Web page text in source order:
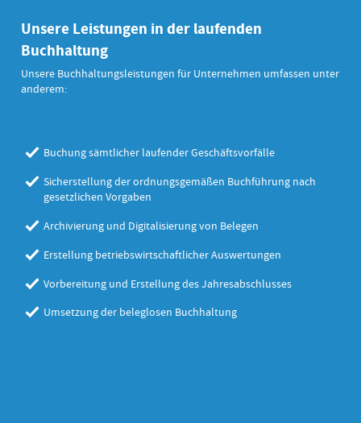
Unsere Leistungen in der laufenden
Buchhaltung
Unsere Buchhaltungsleistungen für Unternehmen umfassen unter
anderem:
Buchung sämtlicher laufender Geschäftsvorfälle
Sicherstellung der ordnungsgemäßen Buchführung nach
gesetzlichen Vorgaben
Archivierung und Digitalisierung von Belegen
Erstellung betriebswirtschaftlicher Auswertungen
Vorbereitung und Erstellung des Jahresabschlusses
Umsetzung der beleglosen Buchhaltung